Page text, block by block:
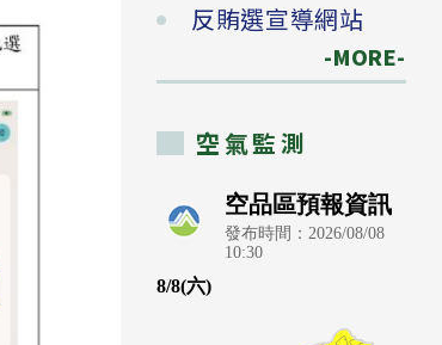
反賄選宣導網站
-MORE-
空氣監測